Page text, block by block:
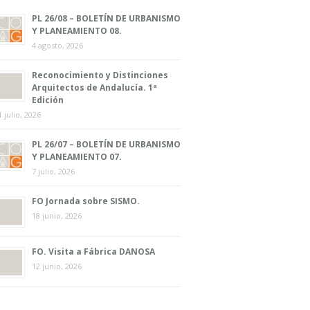
PL 26/08 – BOLETÍN DE URBANISMO
Y PLANEAMIENTO 08.
4 agosto, 2026
Reconocimiento y Distinciones
Arquitectos de Andalucía. 1ª
Edición
julio, 2026
PL 26/07 – BOLETÍN DE URBANISMO
Y PLANEAMIENTO 07.
7 julio, 2026
FO Jornada sobre SISMO.
18 junio, 2026
FO. Visita a Fábrica DANOSA
12 junio, 2026